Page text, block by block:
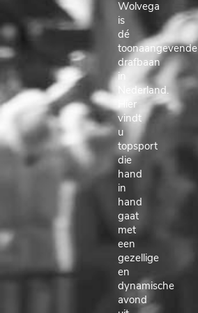
Wolvega
is
dé
toonaangevende
drafbaan
in
Nederland.
Hier
vindt
u
topsport
die
hand
in
hand
gaat
met
een
gezellige
en
dynamische
avond